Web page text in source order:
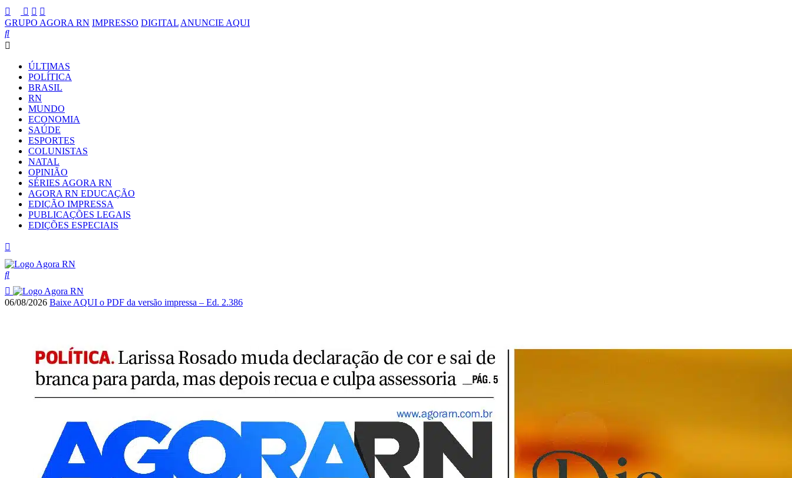
GRUPO AGORA RN IMPRESSO DIGITAL ANUNCIE AQUI
ÚLTIMAS
POLÍTICA
BRASIL
RN
MUNDO
ECONOMIA
SAÚDE
ESPORTES
COLUNISTAS
NATAL
OPINIÃO
SÉRIES AGORA RN
AGORA RN EDUCAÇÃO
EDIÇÃO IMPRESSA
PUBLICAÇÕES LEGAIS
EDIÇÕES ESPECIAIS
06/08/2026 Baixe AQUI o PDF da versão impressa – Ed. 2.386